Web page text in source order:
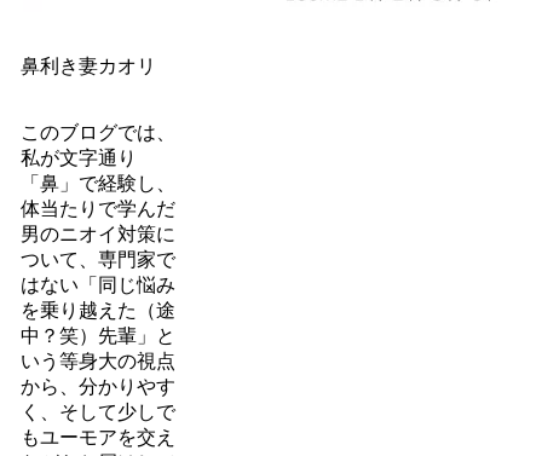
鼻利き妻カオリ
このブログでは、
私が文字通り
「鼻」で経験し、
体当たりで学んだ
男のニオイ対策に
ついて、専門家で
はない「同じ悩み
を乗り越えた（途
中？笑）先輩」と
いう等身大の視点
から、分かりやす
く、そして少しで
もユーモアを交え